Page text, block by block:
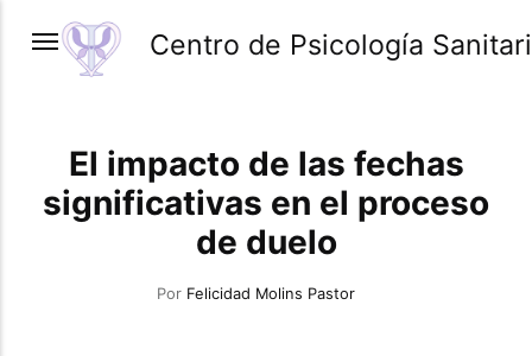
Centro de Psicología
El impacto de las fechas
significativas en el proceso
de duelo
Por Felicidad Molins Pastor